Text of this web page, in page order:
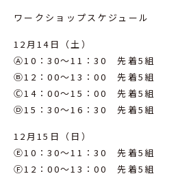
ワークショップスケジュール
12月14日（土）
Ⓐ10：30～11：30 先着5組
Ⓑ12：00～13：00 先着5組
Ⓒ14：00～15：00 先着5組
Ⓓ15：30～16：30 先着5組
12月15日（日）
Ⓔ10：30～11：30 先着5組
Ⓕ12：00～13：00 先着5組